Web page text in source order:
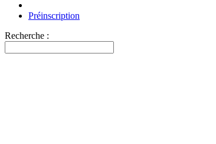
Préinscription
Recherche :